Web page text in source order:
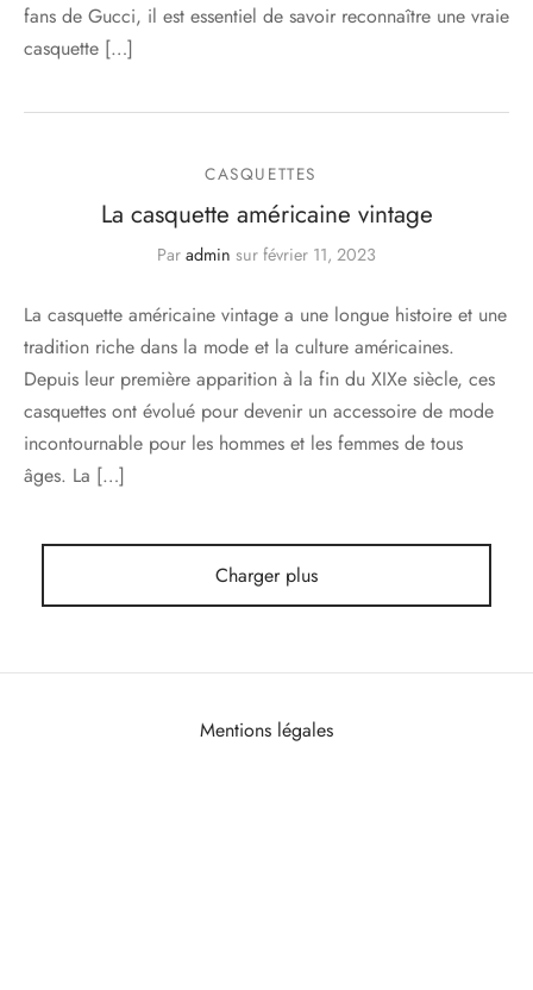
fans de Gucci, il est essentiel de savoir reconnaître une vraie
casquette […]
CASQUETTES
La casquette américaine vintage
Par admin sur février 11, 2023
La casquette américaine vintage a une longue histoire et une
tradition riche dans la mode et la culture américaines.
Depuis leur première apparition à la fin du XIXe siècle, ces
casquettes ont évolué pour devenir un accessoire de mode
incontournable pour les hommes et les femmes de tous
âges. La […]
Charger plus
Mentions légales